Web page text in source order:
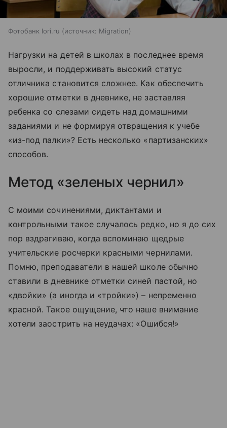
Фотобанк lori.ru источник: Migration
Нагрузки на детей в школах в последнее время
выросли, и поддерживать высокий статус
отличника становится сложнее. Как обеспечить
хорошие отметки в дневнике, не заставляя
ребенка со слезами сидеть над домашними
заданиями и не формируя отвращения к учебе
«из-под палки»? Есть несколько «партизанских»
способов.
Метод «зеленых чернил»
С моими сочинениями, диктантами и
контрольными такое случалось редко, но я до сих
пор вздрагиваю, когда вспоминаю щедрые
учительские росчерки красными чернилами.
Помню, преподаватели в нашей школе обычно
ставили в дневнике отметки синей пастой, но
«двойки» (а иногда и «тройки») – непременно
красной. Такое ощущение, что наше внимание
хотели заострить на неудачах: «Ошибся!»